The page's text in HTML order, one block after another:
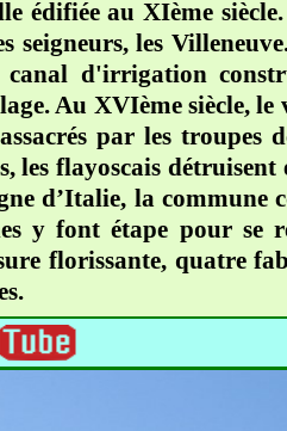
édifiée au XIème
seigneurs, les
canal d'irrigation
Au XVIème siècle,
par les
les flayoscais
d’Italie, la commune
y font étape pour se
florissante, quatre